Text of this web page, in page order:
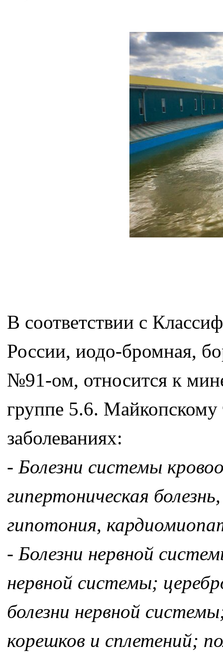
В соответствии с
России, иодо-бромная,
№91-ом, относится к
группе 5.6.
заболеваниях:
- Болезни системы
гипертоническая
гипотония,
- Болезни нервной
нервной системы;
болезни нервной
корешков и сплетений;